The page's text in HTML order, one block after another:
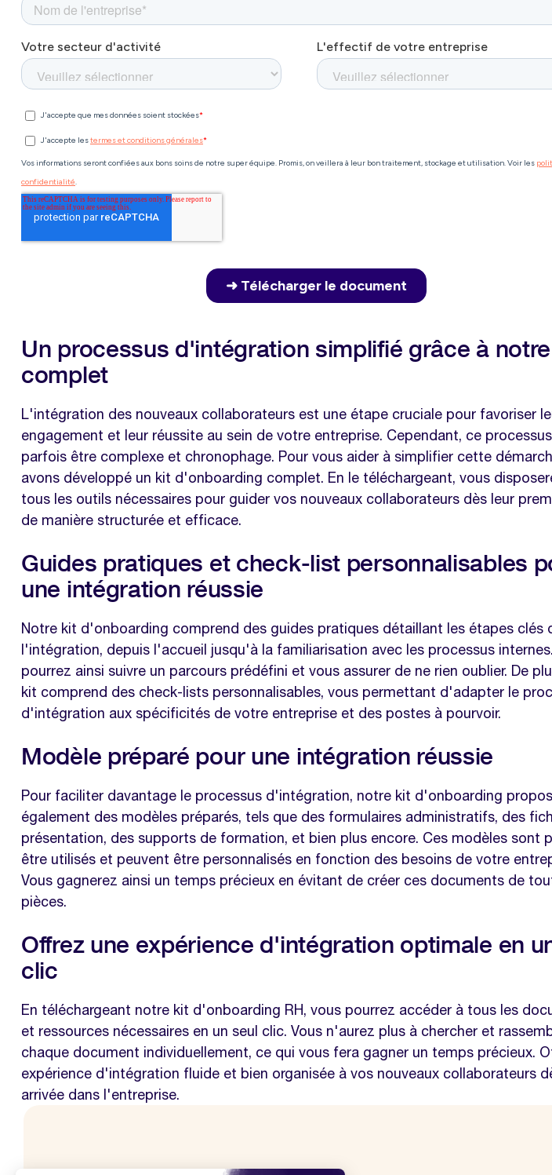
Un processus d'intégration simplifié grâce à
complet
L'intégration des nouveaux collaborateurs est une étape cruciale pour favoriser
engagement et leur réussite au sein de votre entreprise. Cependant, ce
parfois être complexe et chronophage. Pour vous aider à simplifier cette
avons développé un kit d'onboarding complet. En le téléchargeant, vous
tous les outils nécessaires pour guider vos nouveaux collaborateurs dès leur
de manière structurée et efficace.
Guides pratiques et check-list personnalisables
une intégration réussie
Notre kit d'onboarding comprend des guides pratiques détaillant les étapes clés
l'intégration, depuis l'accueil jusqu'à la familiarisation avec les processus
pourrez ainsi suivre un parcours prédéfini et vous assurer de ne rien oublier. De
kit comprend des check-lists personnalisables, vous permettant d'adapter le
d'intégration aux spécificités de votre entreprise et des postes à pourvoir.
Modèle préparé pour une intégration réussie
Pour faciliter davantage le processus d'intégration, notre kit d'onboarding
également des modèles préparés, tels que des formulaires administratifs, des
présentation, des supports de formation, et bien plus encore. Ces modèles sont
être utilisés et peuvent être personnalisés en fonction des besoins de votre
Vous gagnerez ainsi un temps précieux en évitant de créer ces documents de
pièces.
Offrez une expérience d'intégration optimale en
clic
En téléchargeant notre kit d'onboarding RH, vous pourrez accéder à tous les
et ressources nécessaires en un seul clic. Vous n'aurez plus à chercher et
chaque document individuellement, ce qui vous fera gagner un temps précieux.
expérience d'intégration fluide et bien organisée à vos nouveaux collaborateurs
arrivée dans l'entreprise.